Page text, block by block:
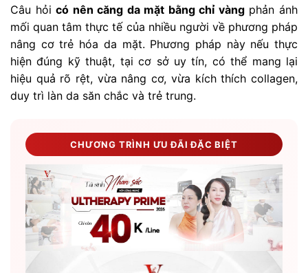
Câu hỏicó nên căng da mặt bằng chỉ vàngphản ánh
mối quan tâm thực tế của nhiều người về phương pháp
nâng cơ trẻ hóa da mặt. Phương pháp này nếu thực
hiện đúng kỹ thuật, tại cơ sở uy tín, có thể mang lại
hiệu quả rõ rệt, vừa nâng cơ, vừa kích thích collagen,
duy trì làn da săn chắc và trẻ trung.
CHƯƠNG TRÌNH ƯU ĐÃI ĐẶC BIỆT